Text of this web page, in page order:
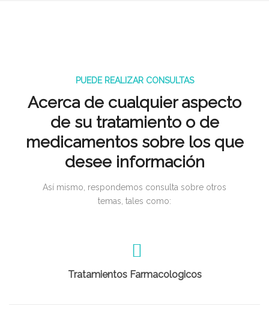
PUEDE REALIZAR CONSULTAS
Acerca de cualquier aspecto
de su tratamiento o de
medicamentos sobre los que
desee información
Así mismo, respondemos consulta sobre otros
temas, tales como:
Tratamientos Farmacologicos